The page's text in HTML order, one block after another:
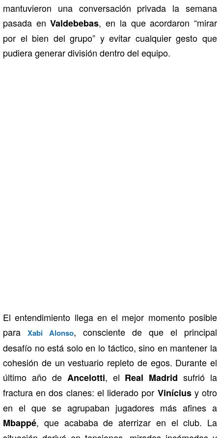
mantuvieron una conversación privada la semana
pasada enValdebebas, en la que acordaron “mirar
por el bien del grupo” y evitar cualquier gesto que
pudiera generar división dentro del equipo.
El entendimiento llega en el mejor momento posible
para Xabi Alonso, consciente de que el principal
desafío no está solo en lo táctico, sino en mantener la
cohesión de un vestuario repleto de egos. Durante el
último año deAncelotti, el Real Madrid sufrió la
fractura en dos clanes: el liderado por Vinícius y otro
en el que se agrupaban jugadores más afines a
Mbappé, que acababa de aterrizar en el club. La